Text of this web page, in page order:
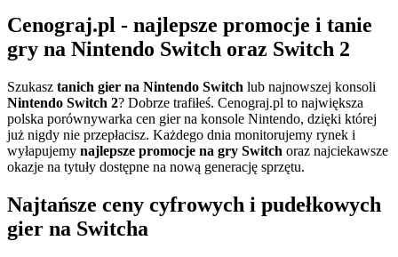
Cenograj.pl - najlepsze promocje i tanie
gry na Nintendo Switch oraz Switch 2
Szukasz tanich gier na Nintendo Switch lub najnowszej konsoli
Nintendo Switch 2? Dobrze trafiłeś. Cenograj.pl to największa
polska porównywarka cen gier na konsole Nintendo, dzięki której
już nigdy nie przepłacisz. Każdego dnia monitorujemy rynek i
wyłapujemy najlepsze promocje na gry Switch oraz najciekawsze
okazje na tytuły dostępne na nową generację sprzętu.
Najtańsze ceny cyfrowych i pudełkowych
gier na Switcha